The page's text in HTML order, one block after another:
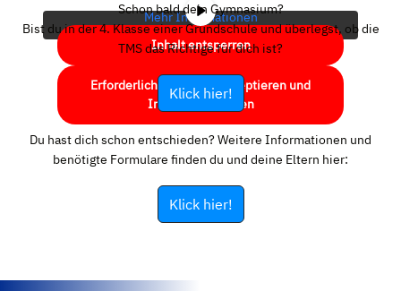
Mehr Informationen
Inhalt entsperren
Erforderlichen Service akzeptieren und
Inhalte entsperren
Schon bald dein Gymnasium?
Bist du in der 4. Klasse einer Grundschule und überlegst, ob die
TMS das Richtige für dich ist?
Klick hier!
Du hast dich schon entschieden? Weitere Informationen und
benötigte Formulare finden du und deine Eltern hier:
Klick hier!